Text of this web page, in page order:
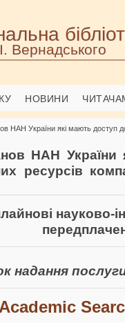
Вернадського
НОВИНИ
НАН України які мають доступ
НАН України
ресурсів
науково-
надання
Academic